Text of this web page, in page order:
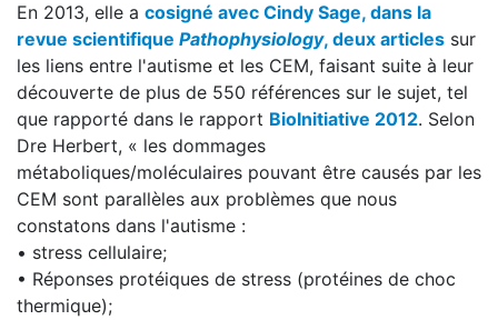
En 2013, elle a cosigné avec Cindy Sage, dans la
revue scientifique Pathophysiology, deux articles sur
les liens entre l'autisme et les CEM, faisant suite à leur
découverte de plus de 550 références sur le sujet, tel
que rapporté dans le rapport BioInitiative 2012. Selon
Dre Herbert, « les dommages
métaboliques/moléculaires pouvant être causés par les
CEM sont parallèles aux problèmes que nous
constatons dans l'autisme :
• stress cellulaire;
• Réponses protéiques de stress (protéines de choc
thermique);